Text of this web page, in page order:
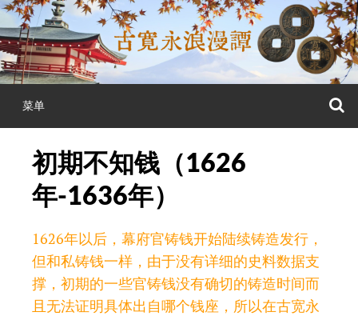
跳
至
正
文
菜单
初期不知钱（1626
年-1636年）
1626年以后，幕府官铸钱开始陆续铸造发行，
但和私铸钱一样，由于没有详细的史料数据支
撑，初期的一些官铸钱没有确切的铸造时间而
且无法证明具体出自哪个钱座，所以在古宽永